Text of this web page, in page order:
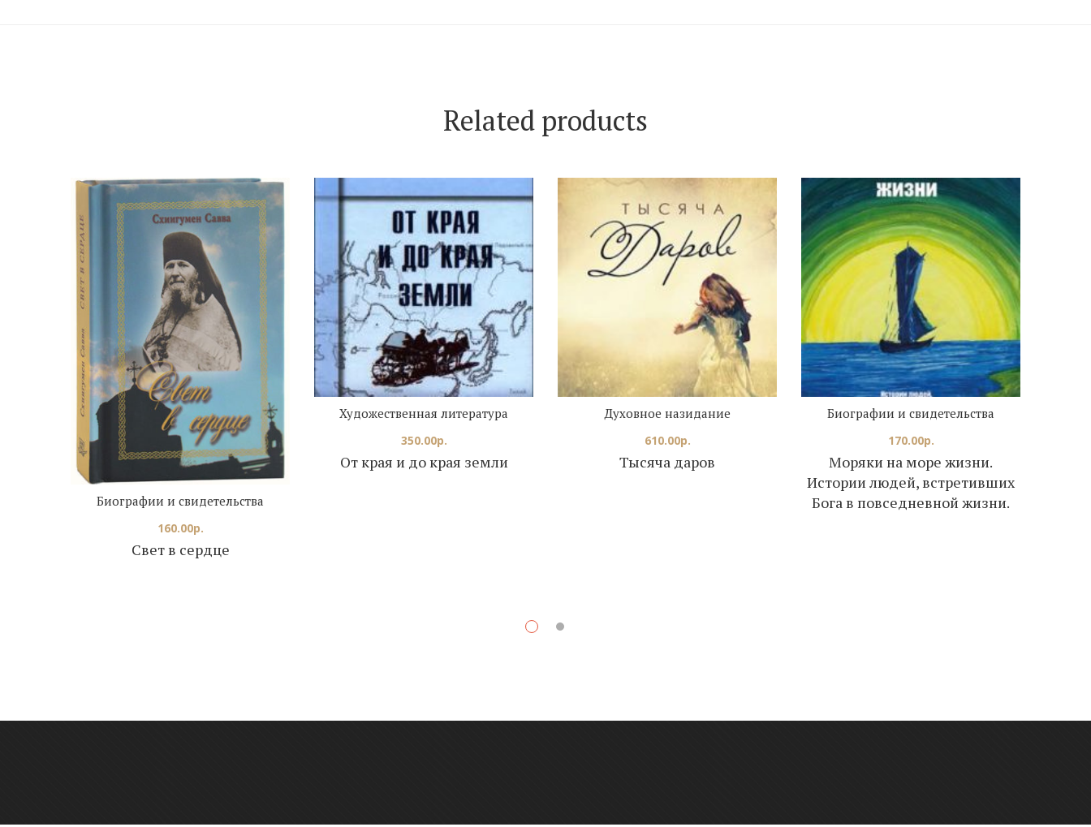
Related products
Свет в сердце
Биографии и свидетельства
160.00р.
От края и до края земли
Художественная литература
350.00р.
Тысяча даров
Духовное назидание
610.00р.
Моряки на море жизни.
Истории людей, встретивших
Бога в повседневной жизни.
Биографии и свидетельства
170.00р.